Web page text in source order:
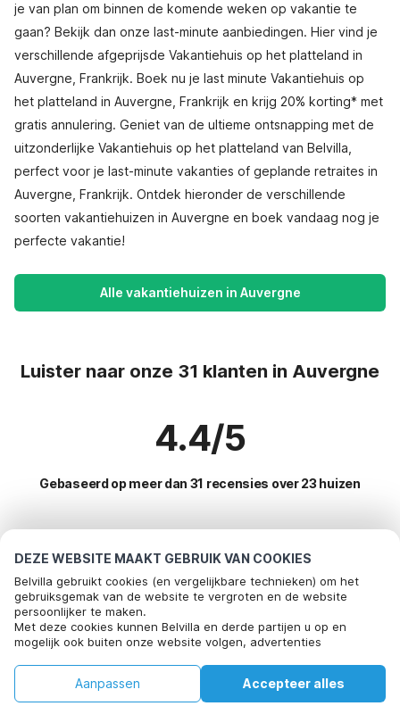
DEZE WEBSITE MAAKT GEBRUIK VAN COOKIES
Belvilla gebruikt cookies (en vergelijkbare technieken) om het
gebruiksgemak van de website te vergroten en de website
persoonlijker te maken.
Met deze cookies kunnen Belvilla en derde partijen u op en
mogelijk ook buiten onze website volgen, advertenties
social media.
Door op "accepteren" te klikken gaat u hiermee akkoord. Meer
informatie vind je in onscookiebeleid.
Accepteer alles
Aanpassen
je van plan om binnen de komende weken op vakantie te
gaan? Bekijk dan onze last-minute aanbiedingen. Hier vind je
verschillende afgeprijsde Vakantiehuis op het platteland in
Auvergne, Frankrijk. Boek nu je last minute Vakantiehuis op
het platteland in Auvergne, Frankrijk en krijg 20% korting* met
gratis annulering. Geniet van de ultieme ontsnapping met de
uitzonderlijke Vakantiehuis op het platteland van Belvilla,
perfect voor je last-minute vakanties of geplande retraites in
Auvergne, Frankrijk. Ontdek hieronder de verschillende
soorten vakantiehuizen in Auvergne en boek vandaag nog je
perfecte vakantie!
Alle vakantiehuizen in Auvergne
Luister naar onze 31 klanten in Auvergne
4.4/5
Gebaseerd op meer dan 31 recensies over 23 huizen
Meest populaire bestemmingen voor
vakantie
Populaire voorzieningen voor vakantie in Auvergne
Vakantiehuis met tuin
Kindvriendelijke vakantiehuizen
Vakantie met hond - Huisdiervriendelijke vakantiehuizen
Top regio's met top voorzieningen voor vakantie
Kindvriendelijke vakantiehuizen zuid-frankrijk
Top steden met top voorzieningen voor vakantie
Bel om te boeken
Huis Verlanglijst Boekingen Account